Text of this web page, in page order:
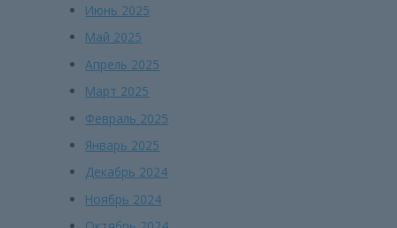
Июнь 2025
Май 2025
Апрель 2025
Март 2025
Февраль 2025
Январь 2025
Декабрь 2024
Ноябрь 2024